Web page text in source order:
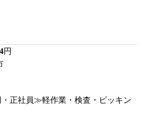
円
正社員≫軽作業・検査・ピッキン